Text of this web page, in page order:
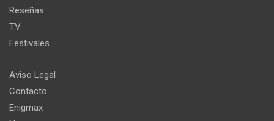
Reseñas
TV
Festivales
Aviso Legal
Contacto
Enigmax